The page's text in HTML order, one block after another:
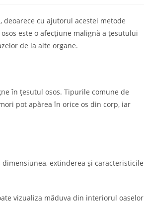
cu ajutorul acestei metode
este o afecțiune malignă a țesutului
de la alte organe.
în țesutul osos. Tipurile comune de
pot apărea în orice os din corp, iar
extinderea și caracteristicile
vizualiza măduva din interiorul oaselor